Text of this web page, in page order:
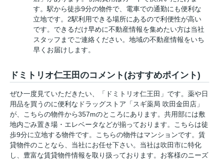
す。駅から徒歩9分の物件で、電車での通勤にも便利な
立地です。2駅利用できる場所にあるので利便性が高い
です。できるだけ早めに不動産情報を集めたい方は当社
スタッフまでご連絡ください。地域の不動産情報をいち
早くお届けします。
ドミトリオ仁王田のコメント(おすすめポイント)
ぜひ一度見ていただきたい、「ドミトリオ仁王田」です。薬や日
用品を買うのに便利なドラッグストア「スギ薬局 吹田金田店」
が、こちらの物件から357mのところにあります。共用部には敷
地内ごみ置き場・エレベータなどが揃っております。こちらは徒
歩9分に立地する物件です。こちらの物件はマンションです。賃
貸物件のことなら、当社にお任せ下さい。当社は吹田市に特化
し、豊富な賃貸物件情報を取り扱っております。お客様のニーズ